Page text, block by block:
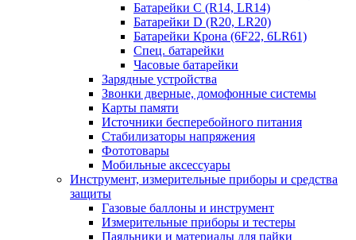
Батарейки C (R14, LR14)
Батарейки D (R20, LR20)
Батарейки Крона (6F22, 6LR61)
Спец. батарейки
Часовые батарейки
Зарядные устройства
Звонки дверные, домофонные системы
Карты памяти
Источники бесперебойного питания
Стабилизаторы напряжения
Фототовары
Мобильные аксессуары
Инструмент, измерительные приборы и средства
защиты
Газовые баллоны и инструмент
Измерительные приборы и тестеры
Паяльники и материалы для пайки